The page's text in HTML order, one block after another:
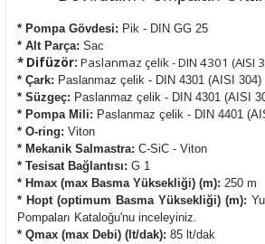
* Pompa Gövdesi: Pik - DIN GG 25
* Alt Parça: Sac
* Difüzör: Paslanmaz çelik - DIN 4301 (AISI
* Çark: Paslanmaz çelik - DIN 4301 (AISI 304)
* Süzgeç: Paslanmaz çelik - DIN 4301 (AISI
* Pompa Mili: Paslanmaz çelik - DIN 4401
* O-ring: Viton
* Mekanik Salmastra: C-SiC - Viton
* Tesisat Bağlantısı: G 1
* Hmax (max Basma Yüksekliği) (m): 250 m
* Hopt (optimum Basma Yüksekliği) (m):
Pompaları Kataloğu'nu inceleyiniz.
* Qmax (max Debi) (lt/dak): 85 lt/dak